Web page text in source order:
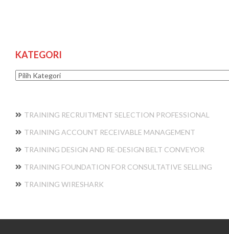
KATEGORI
Kategori
TRAINING RECRUITMENT SELECTION PROFESSIONAL
TRAINING ACCOUNT RECEIVABLE MANAGEMENT
TRAINING DESIGN AND RE-DESIGN BELT CONVEYOR
TRAINING FOUNDATION FOR CONSULTATIVE SELLING
TRAINING WIRESHARK